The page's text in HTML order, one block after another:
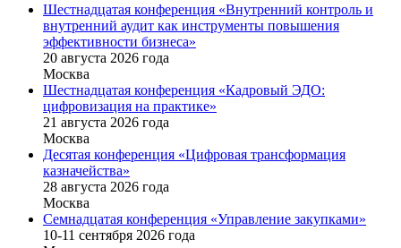
Шестнадцатая конференция «Внутренний контроль и
внутренний аудит как инструменты повышения
эффективности бизнеса»
20 августа 2026 года
Москва
Шестнадцатая конференция «Кадровый ЭДО:
цифровизация на практике»
21 августа 2026 года
Москва
Десятая конференция «Цифровая трансформация
казначейства»
28 августа 2026 года
Москва
Семнадцатая конференция «Управление закупками»
10-11 сентября 2026 года